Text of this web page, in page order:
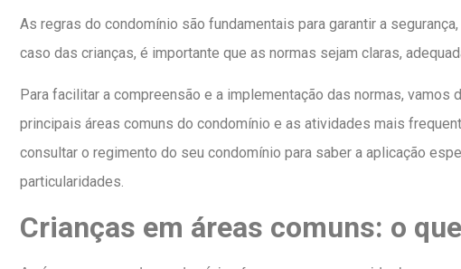
As regras do condomínio são fundamentais para garantir a
caso das crianças, é importante que as normas sejam claras,
Para facilitar a compreensão e a implementação das normas,
principais áreas comuns do condomínio e as atividades mais
consultar o regimento do seu condomínio para saber a aplicação
particularidades.
Crianças em áreas comuns: o